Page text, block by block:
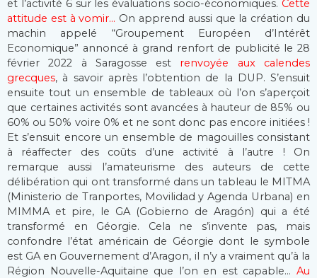
et l’activité 6 sur les évaluations socio-économiques. Cette
attitude est à vomir… On apprend aussi que la création du
machin appelé “Groupement Européen d’Intérêt
Economique” annoncé à grand renfort de publicité le 28
février 2022 à Saragosse est renvoyée aux calendes
grecques, à savoir après l’obtention de la DUP. S’ensuit
ensuite tout un ensemble de tableaux où l’on s’aperçoit
que certaines activités sont avancées à hauteur de 85% ou
60% ou 50% voire 0% et ne sont donc pas encore initiées !
Et s’ensuit encore un ensemble de magouilles consistant
à réaffecter des coûts d’une activité à l’autre ! On
remarque aussi l’amateurisme des auteurs de cette
délibération qui ont transformé dans un tableau le MITMA
(Ministerio de Tranportes, Movilidad y Agenda Urbana) en
MIMMA et pire, le GA (Gobierno de Aragón) qui a été
transformé en Géorgie. Cela ne s’invente pas, mais
confondre l’état américain de Géorgie dont le symbole
est GA en Gouvernement d’Aragon, il n’y a vraiment qu’à la
Région Nouvelle-Aquitaine que l’on en est capable… Au